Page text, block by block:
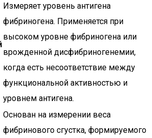
Измеряет уровень антигена
фибриногена. Применяется при
высоком уровне фибриногена или
врожденной дисфибриногенемии,
когда есть несоответствие между
функциональной активностью и
уровнем антигена.
Основан на измерении веса
фибринового сгустка, формируемого